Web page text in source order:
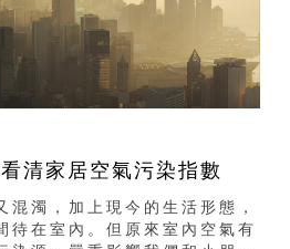
清家居空氣污染指數
濁，加上現今的生活形態，
待在室內。但原來室內空氣有